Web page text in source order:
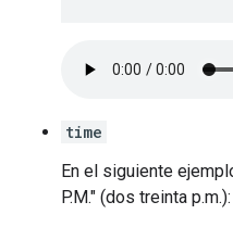
time
En el siguiente
P.M." (dos treinta p.m.):